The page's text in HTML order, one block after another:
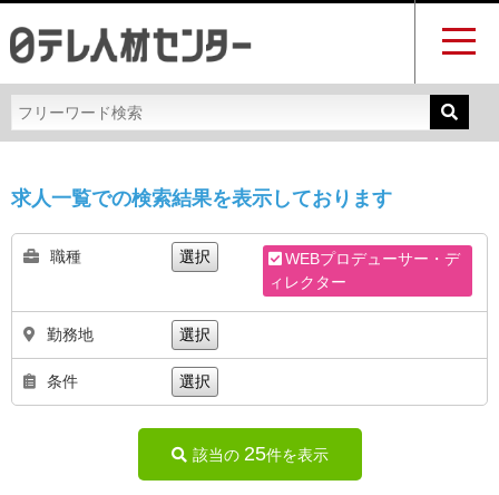
求人一覧での検索結果を表示しております
職種 選択
WEBプロデューサー・デ
ィレクター
勤務地 選択
条件 選択
該当の 25件を表示